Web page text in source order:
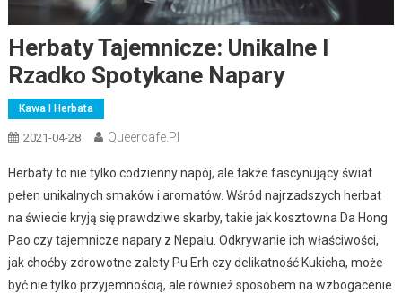
Herbaty Tajemnicze: Unikalne I
Rzadko Spotykane Napary
Kawa I Herbata
2021-04-28 Queercafe.pl
Herbaty to nie tylko codzienny napój, ale także fascynujący świat
pełen unikalnych smaków i aromatów. Wśród najrzadszych herbat
na świecie kryją się prawdziwe skarby, takie jak kosztowna Da Hong
Pao czy tajemnicze napary z Nepalu. Odkrywanie ich właściwości,
jak choćby zdrowotne zalety Pu Erh czy delikatność Kukicha, może
być nie tylko przyjemnością, ale również sposobem na wzbogacenie